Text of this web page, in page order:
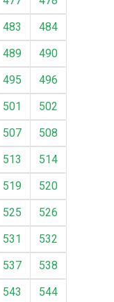
483
484
489
490
495
496
501
502
507
508
513
514
519
520
525
526
531
532
537
538
543
544